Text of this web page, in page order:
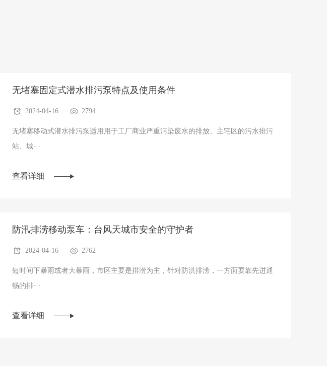
无堵塞固定式潜水排污泵特点及使用条件
2024-04-16 2794
无堵塞移动式潜水排污泵适用用于工厂商业严重污染废水的排放、主宅区的污水排污
站、城···
查看详细
防汛排涝移动泵车：台风天城市安全的守护者
2024-04-16 2762
短时间下暴雨或者大暴雨，市区主要是排涝为主，针对防洪排涝，一方面要靠先进通
畅的排···
查看详细